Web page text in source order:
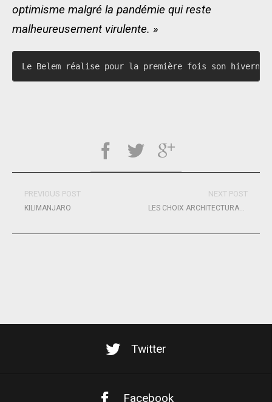
optimisme malgré la pandémie qui reste
malheureusement virulente. »
Le Belem réalise pour la première fois son
PREVIOUS POST
KILIMANJARO
NEXT POST
LES CHOIX ARCHITECTURAUX DE V AND B – MONBANA – MAYENNE
Twitter
Facebook